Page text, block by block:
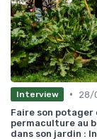
Interview •
28/
Faire son potager
permaculture au
dans son jardin :